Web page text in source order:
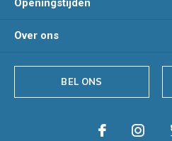
Openingstijden
Over ons
BEL ONS